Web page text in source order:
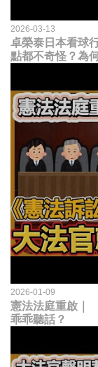
2026-03-13
卓榮泰日本看球
點都不奇怪？為
2026-01-09
憲法法庭重啟｜
乖乖聽話？